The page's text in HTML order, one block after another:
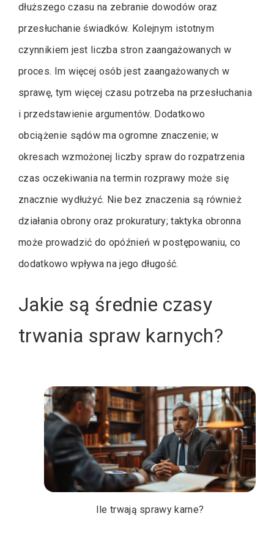
dłuższego czasu na zebranie dowodów oraz
przesłuchanie świadków. Kolejnym istotnym
czynnikiem jest liczba stron zaangażowanych w
proces. Im więcej osób jest zaangażowanych w
sprawę, tym więcej czasu potrzeba na przesłuchania
i przedstawienie argumentów. Dodatkowo
obciążenie sądów ma ogromne znaczenie; w
okresach wzmożonej liczby spraw do rozpatrzenia
czas oczekiwania na termin rozprawy może się
znacznie wydłużyć. Nie bez znaczenia są również
działania obrony oraz prokuratury; taktyka obronna
może prowadzić do opóźnień w postępowaniu, co
dodatkowo wpływa na jego długość.
Jakie są średnie czasy
trwania spraw karnych?
Ile trwają sprawy karne?